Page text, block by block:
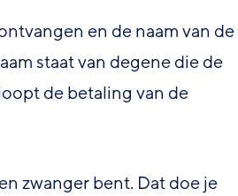
en de naam van de
staat van degene die de
de betaling van de
zwanger bent. Dat doe je